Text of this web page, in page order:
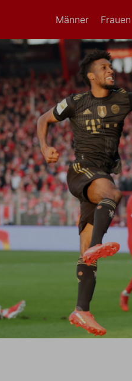
Männer Frauen